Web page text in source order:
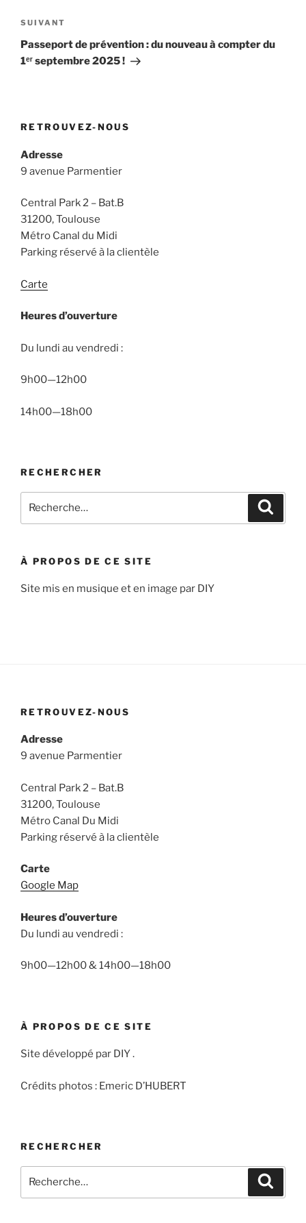
Article
suivant
SUIVANT
Passeport de prévention : du nouveau à compter du
1ᵉʳ septembre 2025 !
RETROUVEZ-NOUS
Adresse
9 avenue Parmentier
Central Park 2 – Bat.B
31200, Toulouse
Métro Canal du Midi
Parking réservé à la clientèle
Carte
Heures d’ouverture
Du lundi au vendredi :
9h00—12h00
14h00—18h00
RECHERCHER
pour
À PROPOS DE CE SITE
Site mis en musique et en image par DIY
RETROUVEZ-NOUS
Adresse
9 avenue Parmentier
Central Park 2 – Bat.B
31200, Toulouse
Métro Canal Du Midi
Parking réservé à la clientèle
Carte
Google Map
Heures d’ouverture
Du lundi au vendredi :
9h00—12h00 & 14h00—18h00
À PROPOS DE CE SITE
Site développé par DIY .
Crédits photos : Emeric D’HUBERT
RECHERCHER
pour